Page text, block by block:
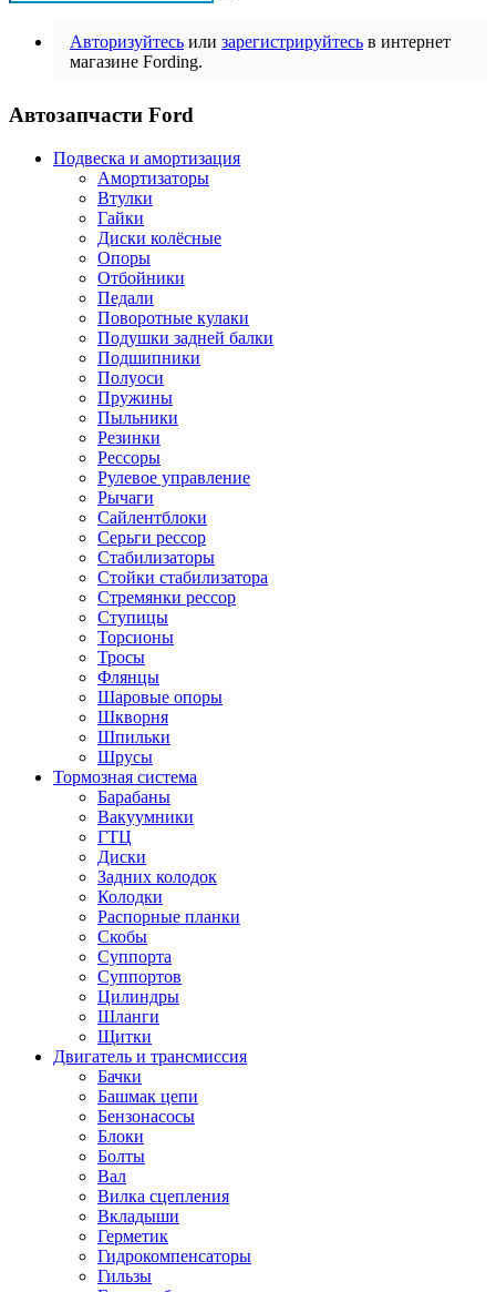
Авторизуйтесь или зарегистрируйтесь в интернет
магазине Fording.
Автозапчасти Ford
Подвеска и амортизация
Амортизаторы
Втулки
Гайки
Диски колёсные
Опоры
Отбойники
Педали
Поворотные кулаки
Подушки задней балки
Подшипники
Полуоси
Пружины
Пыльники
Резинки
Рессоры
Рулевое управление
Рычаги
Сайлентблоки
Серьги рессор
Стабилизаторы
Стойки стабилизатора
Стремянки рессор
Ступицы
Торсионы
Тросы
Флянцы
Шаровые опоры
Шкворня
Шпильки
Шрусы
Тормозная система
Барабаны
Вакуумники
ГТЦ
Диски
Задних колодок
Колодки
Распорные планки
Скобы
Суппорта
Суппортов
Цилиндры
Шланги
Щитки
Двигатель и трансмиссия
Бачки
Башмак цепи
Бензонасосы
Блоки
Болты
Вал
Вилка сцепления
Вкладыши
Герметик
Гидрокомпенсаторы
Гильзы